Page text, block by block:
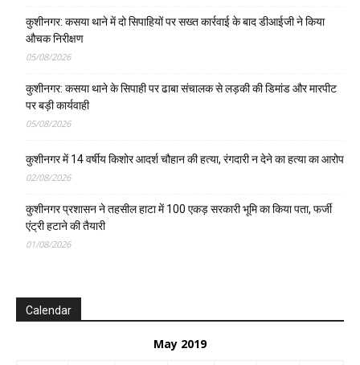
कुशीनगर: कसया थाने में दो सिपाहियों पर सख्त कार्रवाई के बाद डीआईजी ने किया
औचक निरीक्षण
05/08/2026
कुशीनगर: कसया थाने के सिपाही पर ढाबा संचालक से लड़की की डिमांड और मारपीट
पर बड़ी कार्यवाही
05/08/2026
कुशीनगर में 14 वर्षीय किशोर आदर्श चौहान की हत्या, रंगदारी न देने का हत्या का आरोप
02/08/2026
कुशीनगर प्रशासन ने तहसील हाटा में 100 एकड़ सरकारी भूमि का किया पता, फर्जी
एंट्री हटाने की तैयारी
01/08/2026
Calendar
May 2019